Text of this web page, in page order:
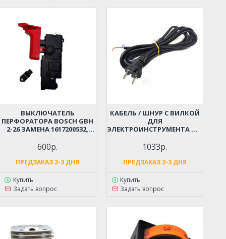
ВЫКЛЮЧАТЕЛЬ
ПЕРФОРАТОРА BOSCH GBH
2-26 ЗАМЕНА 1617200532,
600р.
ПРЕДЗАКАЗ 2-3 ДНЯ
Купить
Задать вопрос
КАБЕЛЬ / ШНУР С ВИЛКОЙ
ДЛЯ
ЭЛЕКТРОИНСТРУМЕНТА ДО
МОРОЗОСТОЙКИЙ,
МЯГКИЙ, ИЗНОСОСТОЙКАЯ
РЕЗИНА
1033р.
ПРЕДЗАКАЗ 2-3 ДНЯ
Купить
Задать вопрос